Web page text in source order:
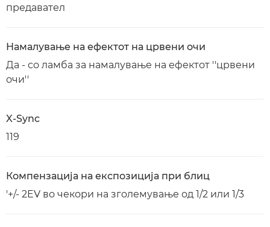
предавател
Намалување на ефектот на црвени очи
Да - со ламба за намалување на ефектот ''црвени
очи''
X-Sync
119
Компензација на експозиција при блиц
'+/- 2EV во чекори на зголемување од 1/2 или 1/3